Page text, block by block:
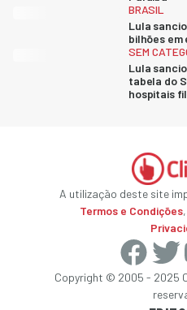
BRASIL
Lula
bilhões
SEM
Lula
tabela do
hospitais
A utilização deste site
Termos e Condições
Copyright © 2005 - 2025